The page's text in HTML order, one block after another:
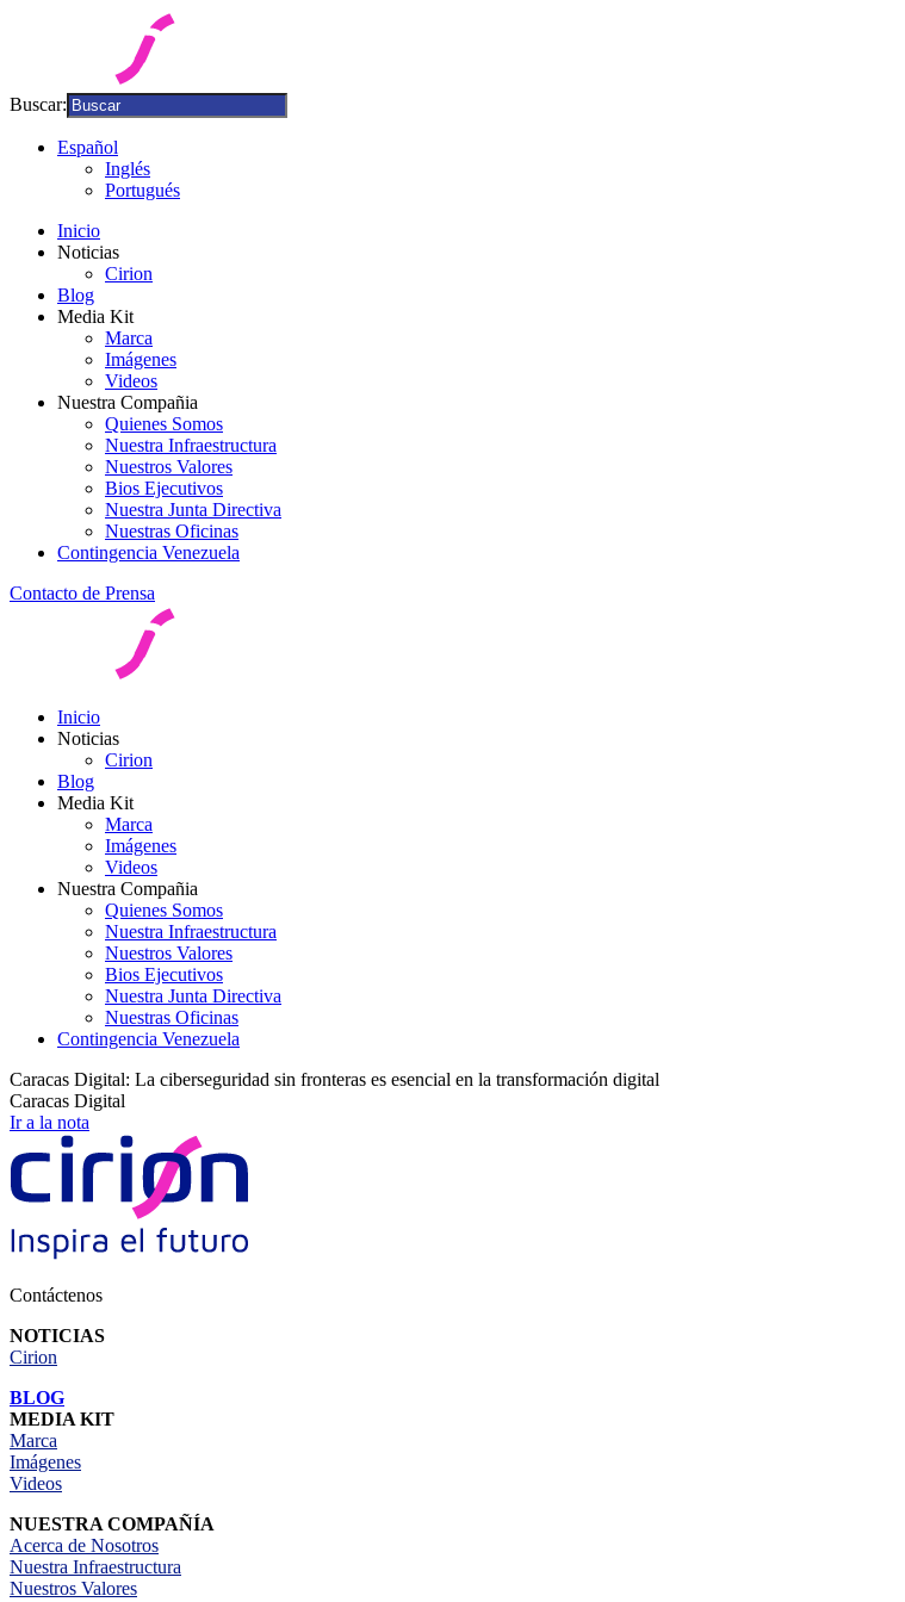
Buscar:
Español
Inglés
Portugués
Inicio
Noticias
Cirion
Blog
Media Kit
Marca
Imágenes
Videos
Nuestra Compañia
Quienes Somos
Nuestra Infraestructura
Nuestros Valores
Bios Ejecutivos
Nuestra Junta Directiva
Nuestras Oficinas
Contingencia Venezuela
Contacto de Prensa
Inicio
Noticias
Cirion
Blog
Media Kit
Marca
Imágenes
Videos
Nuestra Compañia
Quienes Somos
Nuestra Infraestructura
Nuestros Valores
Bios Ejecutivos
Nuestra Junta Directiva
Nuestras Oficinas
Contingencia Venezuela
Caracas Digital: La ciberseguridad sin fronteras es esencial en la transformación digital
Caracas Digital
Ir a la nota
Contáctenos
NOTICIAS
Cirion
BLOG
MEDIA KIT
Marca
Imágenes
Videos
NUESTRA COMPAÑÍA
Acerca de Nosotros
Nuestra Infraestructura
Nuestros Valores